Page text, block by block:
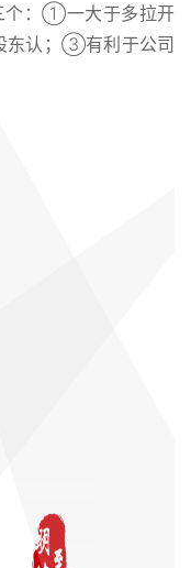
个：①一大于多拉开
东认；③有利于公司